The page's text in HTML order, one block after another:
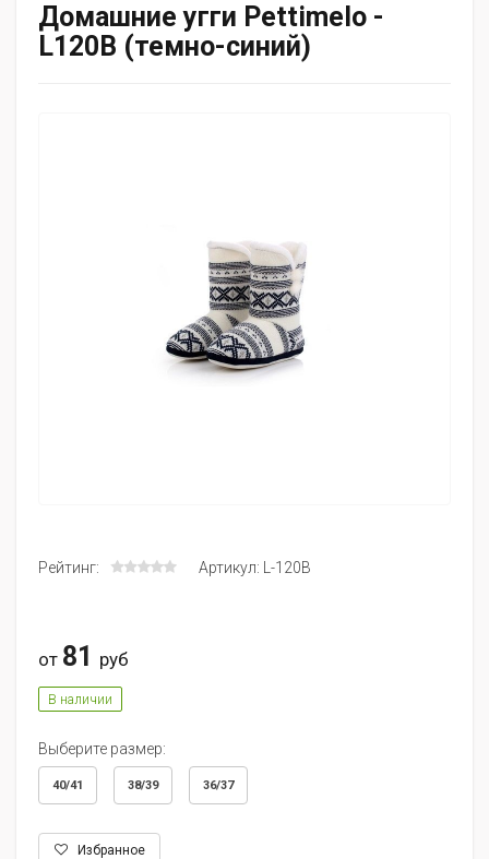
Домашние угги Pettimelo -
L120B (темно-синий)
Рейтинг: Артикул: L-120B
от 81 руб
В наличии
Выберите размер:
40/41 38/39 36/37
Избранное